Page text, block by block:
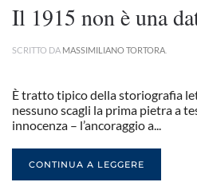
Il 1915 non è una
SCRITTO DA MASSIMILIANO TORTORA
È tratto tipico della storiografia
nessuno scagli la prima pietra a
innocenza – l’ancoraggio a...
CONTINUA A LEGGERE